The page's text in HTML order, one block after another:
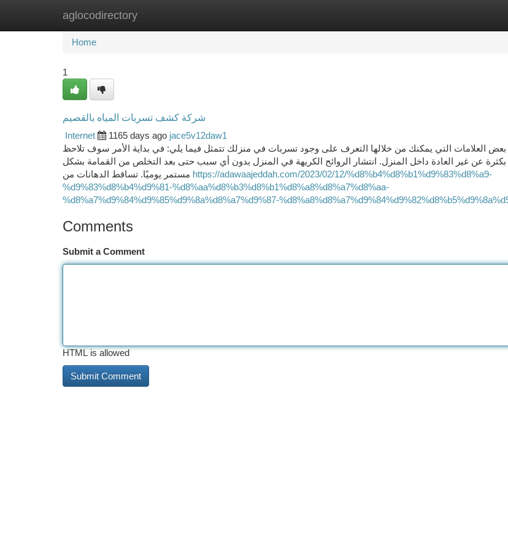
aglocodirectory
Home New Site Listings
Home
1
شركة كشف تسربات المياه بالقصيم
Internet
1165 days ago jace5v12daw1
العلامات التي يمكنك من خلالها التعرف على وجود تسربات في منزلك تتمثل فيما يلي: في بداية الأمر سوف تلاحظ
عن غير العادة داخل المنزل. انتشار الروائح الكريهة في المنزل بدون أي سبب حتى بعد التخلص من القمامة بشكل
https://adawaajeddah.com/2023/02/12/%d8%b4%d8%b1%d9%83%d8%a9-
%d9%83%d8%b4%d9%81-%d8%aa%d8%b3%d8%b1%d8%a8%d8%a7%d8%aa-
%d8%a7%d9%84%d9%85%d9%8a%d8%a7%d9%87-
Comments
Submit a Comment
HTML is allowed